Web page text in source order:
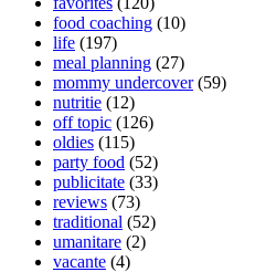
food coaching (10)
life (197)
meal planning (27)
mommy undercover(59)
nutritie (12)
off topic (126)
oldies (115)
party food (52)
publicitate (33)
reviews (73)
traditional (52)
umanitare (2)
vacante (4)